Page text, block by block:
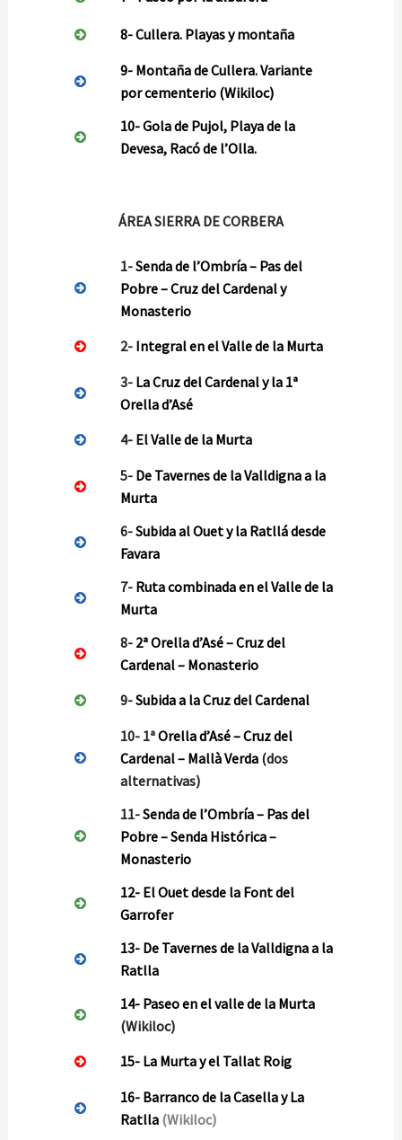
8-Cullera. Playas y montaña
9- Montaña de Cullera. Variante
por cementerio (Wikiloc)
10-Gola de Pujol, Playa de la
Devesa, Racó de l’Olla.
ÁREA SIERRA DE CORBERA
1-Senda de l’Ombría – Pas del
Pobre – Cruz del Cardenal y
Monasterio
2- Integral en el Valle de la Murta
3- La Cruz del Cardenal y la 1ª
Orella d’Asé
4- El Valle de la Murta
5- De Tavernes de la Valldigna a la
Murta
6-Subida al Ouet y la Ratllá desde
Favara
7- Ruta combinada en el Valle de la
Murta
8- 2ª Orella d’Asé – Cruz del
Cardenal – Monasterio
9-Subida a la Cruz del Cardenal
10- 1ªOrella d’Asé – Cruz del
Cardenal – Mallà Verda (dos
alternativas)
11-Senda de l’Ombría – Pas del
Pobre – Senda Histórica –
Monasterio
12- El Ouet desde la Font del
Garrofer
13- De Tavernes de la Valldigna a la
Ratlla
14- Paseo en el valle de la Murta
(Wikiloc)
15- La Murta y el Tallat Roig
16- Barranco de la Casella y La
Ratlla (Wikiloc)